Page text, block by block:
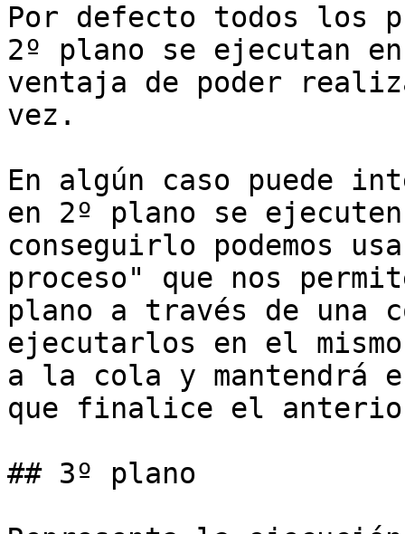
Por defecto todos los
2º plano se ejecutan
ventaja de poder
vez.
En algún caso puede
en 2º plano se
conseguirlo podemos
proceso" que nos
plano a través de una
ejecutarlos en el
a la cola y mantendrá
que finalice el
## 3º plano